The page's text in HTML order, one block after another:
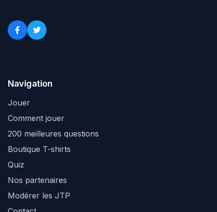
Navigation
Jouer
Comment jouer
200 meilleures questions
Boutique T-shirts
Quiz
Nos partenaires
Modérer les JTP